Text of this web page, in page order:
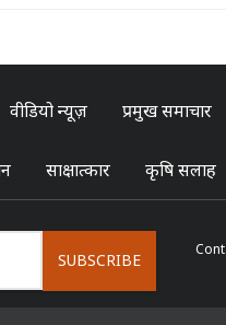
वीडियो न्यूज़ प्रमुख समाचार
साक्षात्कार कृषि सलाह
SUBSCRIBE